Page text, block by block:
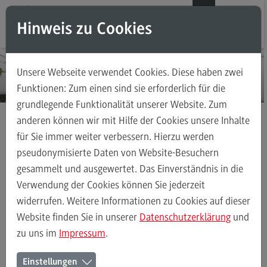
Direkt zum Inhalt
Direkt zum Hauptmenu
Direkt zum Footer
Modul-O-Mat
Masterstudiengänge
Accounting, Controlling, Taxation
Accounting, Controlling, Taxation
Modulangebot
Berufsperspektiven
Kontakt
Advanced Practice in Healthcare
Advanced Practice in Healthcare
Rahmenbedingungen
Masterstudiengänge
Rechnungswesen Steuern Wirtschaftsrecht
Kontakt
Ihr Kontakt zum Master
Hinweis zu Cookies
Unsere Webseite verwendet Cookies. Diese haben zwei
Funktionen: Zum einen sind sie erforderlich für die
grundlegende Funktionalität unserer Website. Zum
anderen können wir mit Hilfe der Cookies unsere Inhalte
für Sie immer weiter verbessern. Hierzu werden
pseudonymisierte Daten von Website-Besuchern
gesammelt und ausgewertet. Das Einverständnis in die
Verwendung der Cookies können Sie jederzeit
widerrufen. Weitere Informationen zu Cookies auf dieser
Website finden Sie in unserer Datenschutzerklärung und
zu uns im Impressum.
Einstellungen